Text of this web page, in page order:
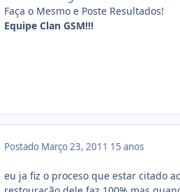
Faça o Mesmo e Poste Resultados!
Equipe Clan GSM!!!
Postado Março 23, 2011 15 anos
eu ja fiz o proceso que estar citado